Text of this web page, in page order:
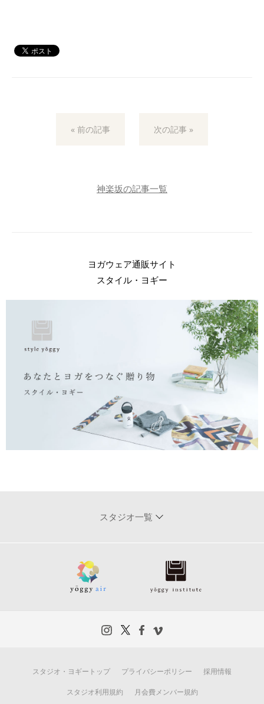
« 前の記事 次の記事 »
神楽坂の記事一覧
ヨガウェア通販サイト
スタイル・ヨギー
スタジオ一覧
スタジオ・ヨギートップ プライバシーポリシー 採用情報
スタジオ利用規約 月会費メンバー規約